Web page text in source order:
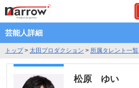
芸能人詳細
トップ> 太田プロダクション > 所属タレント一覧
松原 ゆい